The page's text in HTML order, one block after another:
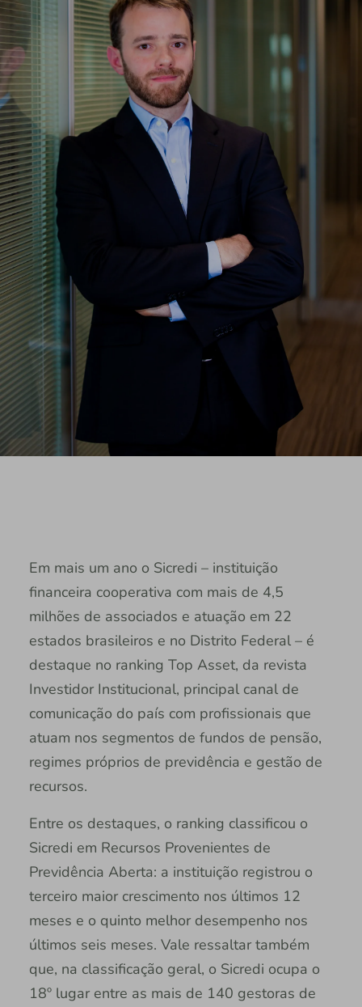
Em mais um ano o Sicredi – instituição
financeira cooperativa com mais de 4,5
milhões de associados e atuação em 22
estados brasileiros e no Distrito Federal – é
destaque no ranking Top Asset, da revista
Investidor Institucional, principal canal de
comunicação do país com profissionais que
atuam nos segmentos de fundos de pensão,
regimes próprios de previdência e gestão de
recursos.
Entre os destaques, o ranking classificou o
Sicredi em Recursos Provenientes de
Previdência Aberta: a instituição registrou o
terceiro maior crescimento nos últimos 12
meses e o quinto melhor desempenho nos
últimos seis meses. Vale ressaltar também
que, na classificação geral, o Sicredi ocupa o
18º lugar entre as mais de 140 gestoras de